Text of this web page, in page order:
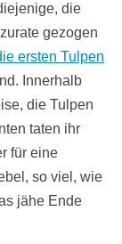
die
gezogen
ersten Tulpen
Innerhalb
die Tulpen
taten ihr
für eine
so viel, wie
jähe Ende